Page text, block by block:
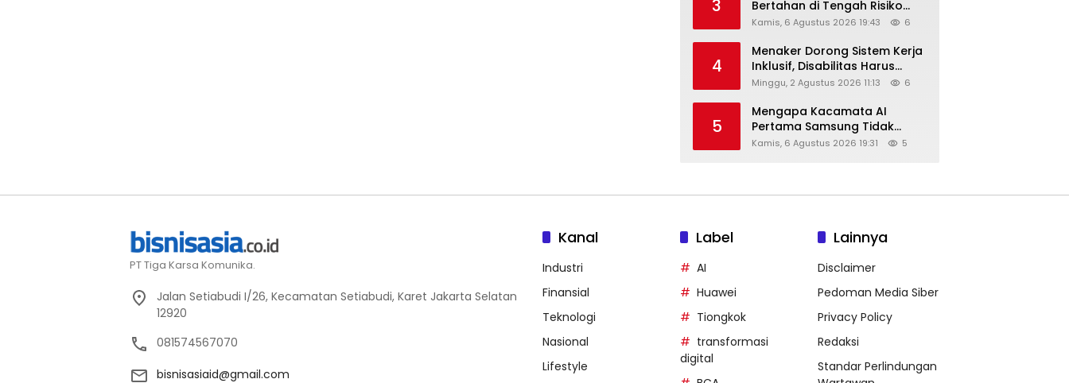
3
Bertahan di Tengah Risiko
Pelayaran Selat Hormuz
Kamis, 6 Agustus 2026 19:43 6
4
Menaker Dorong Sistem Kerja
Inklusif, Disabilitas Harus
Dapat Kesempatan Setara
Minggu, 2 Agustus 2026 11:13 6
5
Mengapa Kacamata AI
Pertama Samsung Tidak
Dibekali Layar?
Kamis, 6 Agustus 2026 19:31 5
PT Tiga Karsa Komunika.
Jalan Setiabudi I/26, Kecamatan Setiabudi, Karet Jakarta Selatan
12920
081574567070
bisnisasiaid@gmail.com
Kanal
Industri
Finansial
Teknologi
Nasional
Lifestyle
Label
AI
Huawei
Tiongkok
transformasi
digital
Lainnya
Disclaimer
Pedoman Media Siber
Privacy Policy
Redaksi
Standar Perlindungan